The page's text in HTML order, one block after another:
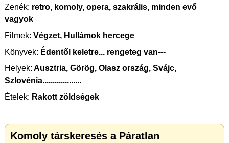
Zenék: retro, komoly, opera, szakrális, minden evő
vagyok
Filmek: Végzet, Hullámok hercege
Könyvek: Édentől keletre... rengeteg van---
Helyek: Ausztria, Görög, Olasz ország, Svájc,
Szlovénia...................
Ételek: Rakott zöldségek
Komoly társkeresés a Páratlan